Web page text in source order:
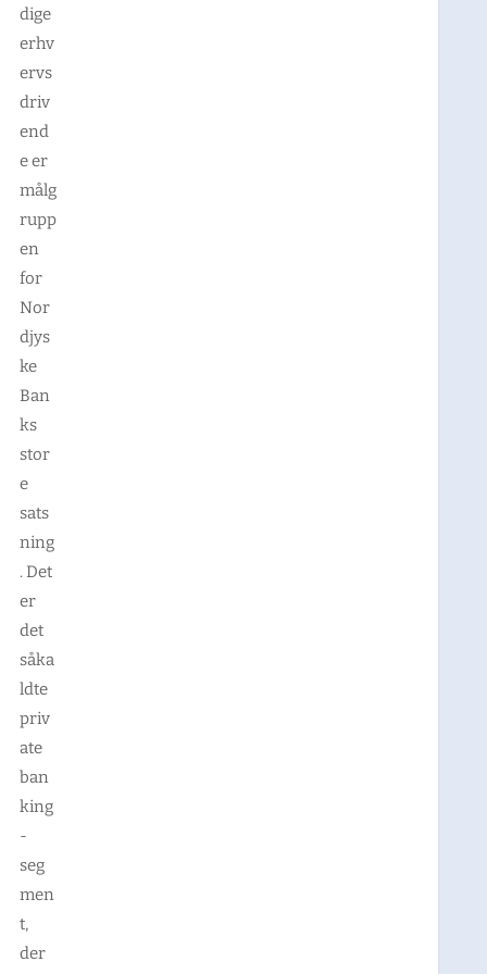
dige
erhv
ervs
driv
end
e er
målg
rupp
en
for
Nor
djys
ke
Ban
ks
stor
e
sats
ning
. Det
er
det
såka
ldte
priv
ate
ban
king
-
seg
men
t,
der